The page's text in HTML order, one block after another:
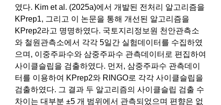
였다. Kim et al. (2025a)에서 개발된 전처리 알고리즘을
KPrep1, 그리고 이 논문을 통해 개선된 알고리즘을
KPrep2라고 명명하였다. 국토지리정보원 천안관측소
와 철원관측소에서 각각 5일간 실험데이터를 수집하였
으며, 이중주파수와 삼중주파수 관측데이터로 편집하여
사이클슬립을 검출하였다. 먼저, 삼중주파수 관측데이
터를 이용하여 KPrep2와 RINGO로 각각 사이클슬립을
검출하였다. 그 결과 두 알고리즘의 사이클슬립 검출 수
차이는 대부분 ±5 개 범위에서 관측되었으며 편향은 없